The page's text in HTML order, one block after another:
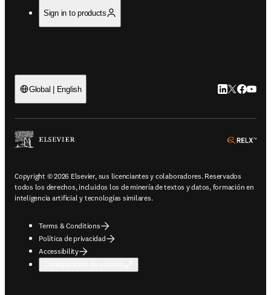
Sign in to products
Global | English LinkedIn se
Twitter se
Copyright © 2026 Elsevier, sus licenciantes y colaboradores. Reservados
todos los derechos, incluidos los de minería de textos y datos, formación en
inteligencia artificial y tecnologías similares.
Terms & Conditions
Política de privacidad
Accessibility